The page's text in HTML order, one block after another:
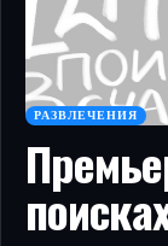
РАЗВЛЕЧЕНИЯ